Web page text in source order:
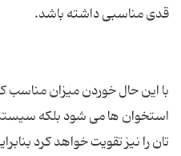
قدی مناسبی داشته باشد.
با این حال خوردن میزان
استخوان ها می شود بلکه
تان را نیز تقویت خواهد کرد